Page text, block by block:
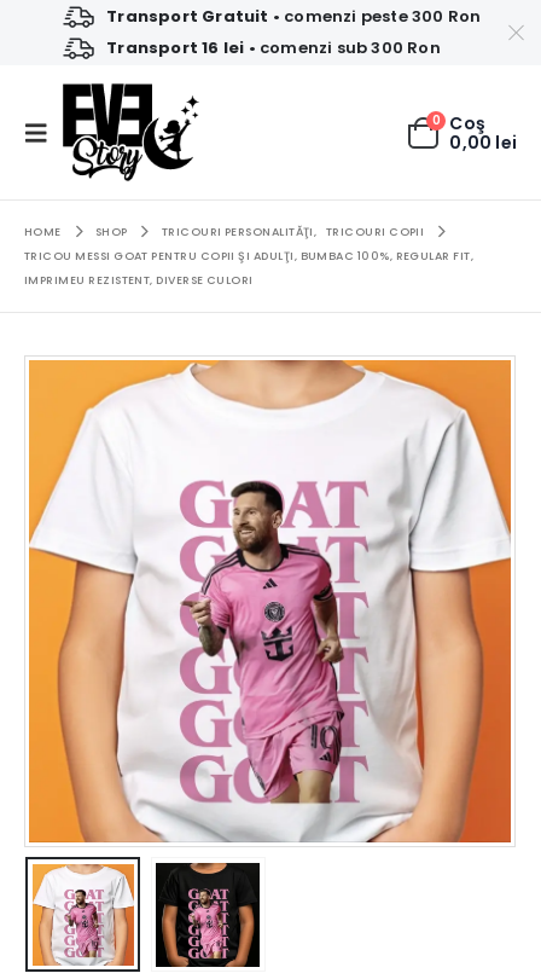
Transport Gratuit • comenzi peste 300 Ron
Transport 16 lei • comenzi sub 300 Ron
0 Coş
0,00 lei
HOME SHOP TRICOURI PERSONALITĂŢI,
TRICOURI COPII
TRICOU MESSI GOAT PENTRU COPII ŞI ADULŢI, BUMBAC 100%, REGULAR FIT,
IMPRIMEU REZISTENT, DIVERSE CULORI